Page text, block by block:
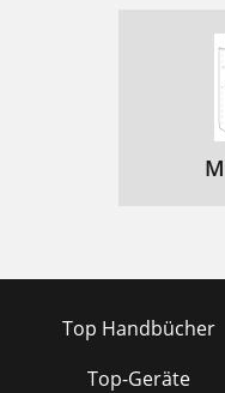
Top Handbücher
Top-Geräte